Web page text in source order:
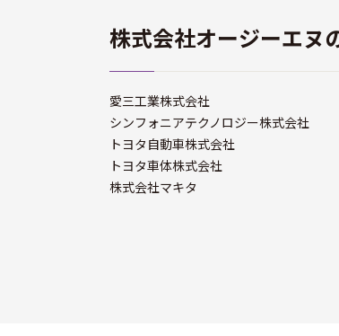
株式会社オージーエヌ
愛三工業株式会社
シンフォニアテクノロジー株式会社
トヨタ自動車株式会社
トヨタ車体株式会社
株式会社マキタ